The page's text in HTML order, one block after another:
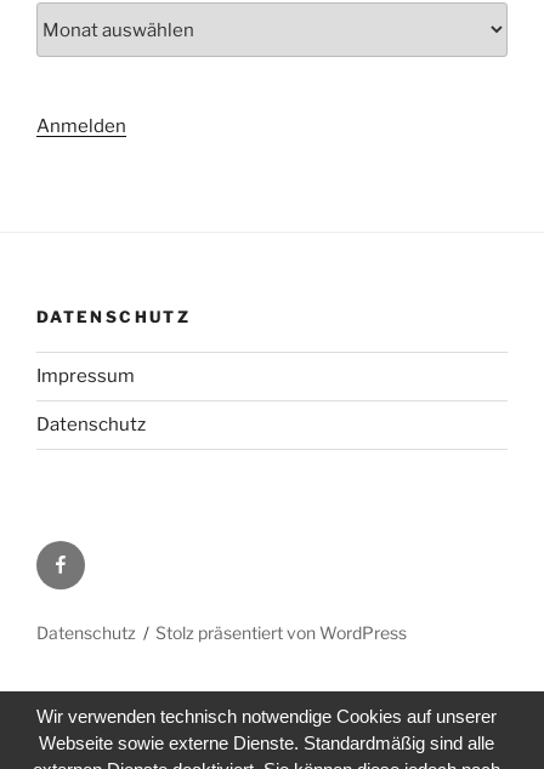
Anmelden
DATENSCHUTZ
Impressum
Datenschutz
Facebook
Datenschutz Stolz präsentiert von WordPress
Wir verwenden technisch notwendige Cookies auf unserer
Webseite sowie externe Dienste. Standardmäßig sind alle